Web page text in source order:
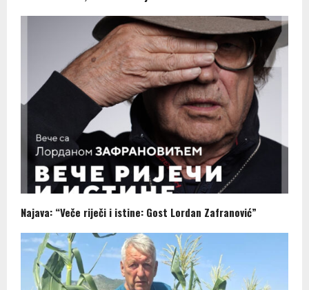
Najava: “Veče riječi i istine: Gost Lordan Zafranović”